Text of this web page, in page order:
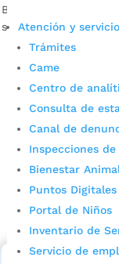
Atención y
Trámites
Came
Centro de
Consulta de
Canal de
Inspecciones de
Bienestar Animal
Puntos Digitales
Portal de Niños
Inventario de
Servicio de
Bucaramanga.
secretario del […]
Cupos
Consulta aqui
cupo escolar en